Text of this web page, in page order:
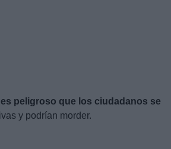
es peligroso que los ciudadanos se
y podrían morder.